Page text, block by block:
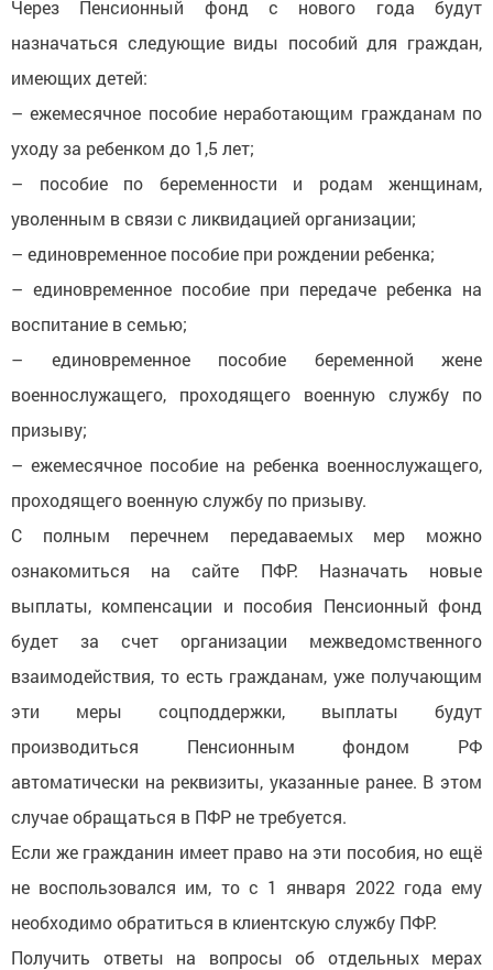
Через Пенсионный фонд с нового года будут
назначаться следующие виды пособий для граждан,
имеющих детей:
– ежемесячное пособие неработающим гражданам по
уходу за ребенком до 1,5 лет;
– пособие по беременности и родам женщинам,
уволенным в связи с ликвидацией организации;
– единовременное пособие при рождении ребенка;
– единовременное пособие при передаче ребенка на
воспитание в семью;
– единовременное пособие беременной жене
военнослужащего, проходящего военную службу по
призыву;
– ежемесячное пособие на ребенка военнослужащего,
проходящего военную службу по призыву.
С полным перечнем передаваемых мер можно
ознакомиться на сайте ПФР. Назначать новые
выплаты, компенсации и пособия Пенсионный фонд
будет за счет организации межведомственного
взаимодействия, то есть гражданам, уже получающим
эти меры соцподдержки, выплаты будут
производиться Пенсионным фондом РФ
автоматически на реквизиты, указанные ранее. В этом
случае обращаться в ПФР не требуется.
Если же гражданин имеет право на эти пособия, но ещё
не воспользовался им, то с 1 января 2022 года ему
необходимо обратиться в клиентскую службу ПФР.
Получить ответы на вопросы об отдельных мерах